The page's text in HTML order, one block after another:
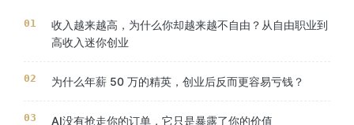
收入越来越高，为什么你却越来越不自由？从自由职业到
高收入迷你创业
为什么年薪 50 万的精英，创业后反而更容易亏钱？
AI没有抢走你的订单，它只是暴露了你的价值